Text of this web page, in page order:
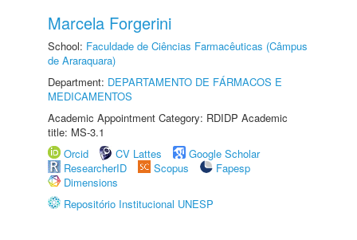
Marcela Forgerini
School: Faculdade de Ciências Farmacêuticas (Câmpus
de Araraquara)
Department: DEPARTAMENTO DE FÁRMACOS E
MEDICAMENTOS
Academic Appointment Category: RDIDP Academic
title: MS-3.1
Orcid
CV Lattes
Google Scholar
ResearcherID
Scopus
Fapesp
Dimensions
Repositório Institucional UNESP